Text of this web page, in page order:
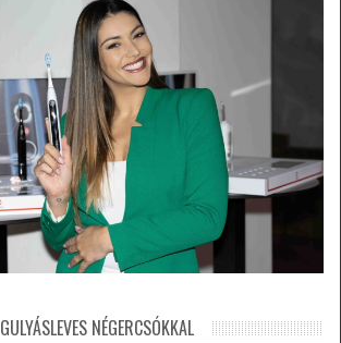
GULYÁSLEVES NÉGERCSÓKKAL